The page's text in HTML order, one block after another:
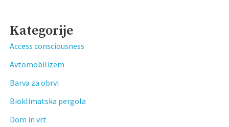
Kategorije
Access consciousness
Avtomobilizem
Barva za obrvi
Bioklimatska pergola
Dom in vrt